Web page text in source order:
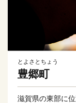
とよさとちょう
豊郷町
滋賀県の東部に